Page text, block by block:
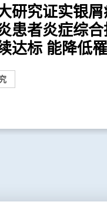
研究证实银
患者炎症综
达标 能降低